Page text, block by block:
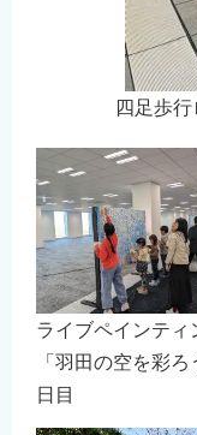
四足歩
ライブペインティ
「羽田の空を彩ろ
日目